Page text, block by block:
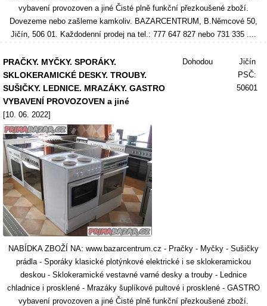
vybavení provozoven a jiné Čisté plně funkční přezkoušené zboží.
Dovezeme nebo zašleme kamkoliv. BAZARCENTRUM, B.Němcové 50,
Jičín, 506 01. Každodenní prodej na tel.: 777 647 827 nebo 731 335 ....
PRAČKY. MYČKY. SPORÁKY.
SKLOKERAMICKÉ DESKY. TROUBY.
SUŠIČKY. LEDNICE. MRAZÁKY. GASTRO
VYBAVENÍ PROVOZOVEN a jiné
[10. 06. 2022]
Dohodou
Jičín
PSČ:
50601
NABÍDKA ZBOŽÍ NA: www.bazarcentrum.cz - Pračky - Myčky - Sušičky
prádla - Sporáky klasické plotýnkové elektrické i se sklokeramickou
deskou - Sklokeramické vestavné varné desky a trouby - Lednice
chladnice i prosklené - Mrazáky šuplíkové pultové i prosklené - GASTRO
vybavení provozoven a jiné Čisté plně funkční přezkoušené zboží.